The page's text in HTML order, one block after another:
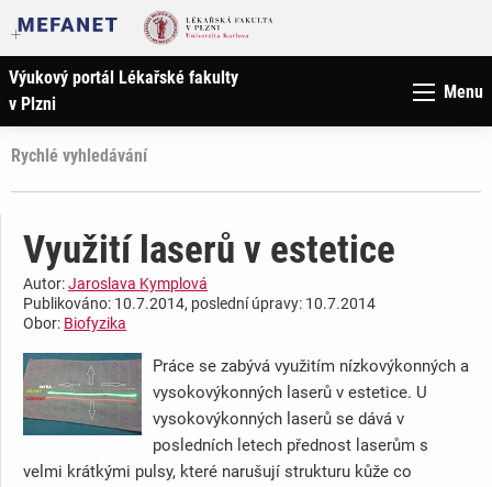
Výukový portál Lékařské fakulty
v Plzni
Menu
Rychlé vyhledávání
Využití laserů v estetice
Autor:Jaroslava Kymplová
Publikováno: 10.7.2014, poslední úpravy: 10.7.2014
Obor: Biofyzika
Práce se zabývá využitím nízkovýkonných a
vysokovýkonných laserů v estetice. U
vysokovýkonných laserů se dává v
posledních letech přednost laserům s
velmi krátkými pulsy, které narušují strukturu kůže co